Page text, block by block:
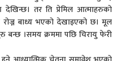
देखिन्छ। तर ति प्रेमिल आत्माहरुको
बाध्य भएको देखाइएको छ। मूल
बन्छ ।समय क्रममा पछि चिरायु फेरी